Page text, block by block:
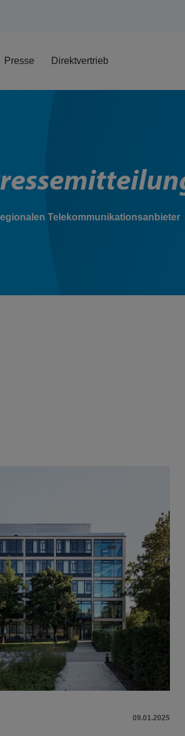
Presse Direktvertrieb
Telekommunikationsanbieter
09.01.2025